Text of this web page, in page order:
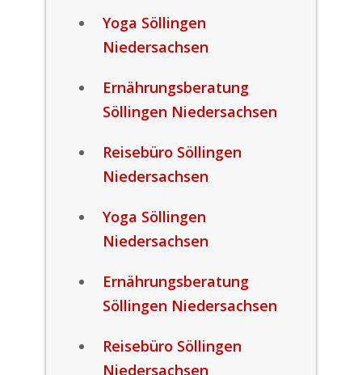
Yoga Söllingen
Niedersachsen
Ernährungsberatung
Söllingen Niedersachsen
Reisebüro Söllingen
Niedersachsen
Yoga Söllingen
Niedersachsen
Ernährungsberatung
Söllingen Niedersachsen
Reisebüro Söllingen
Niedersachsen